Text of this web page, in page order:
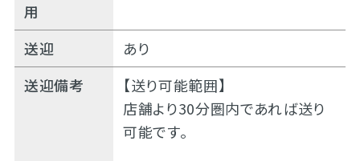
用
送迎
あり
送迎備考
【送り可能範囲】
店舗より30分圏内であれば送り
可能です。